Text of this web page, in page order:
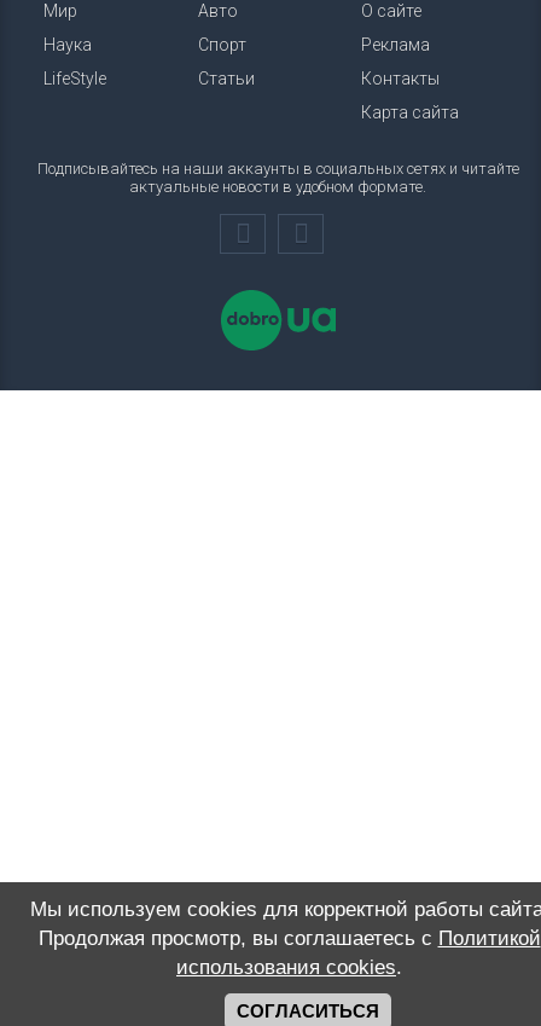
Мир
Наука
LifeStyle
Авто
Спорт
Статьи
О сайте
Реклама
Контакты
Карта сайта
Подписывайтесь на наши аккаунты в социальных сетях и читайте
актуальные новости в удобном формате.
Мы используем cookies для корректной работы
Продолжая просмотр, вы соглашаетесь с Политикой
использования cookies.
СОГЛАСИТЬСЯ